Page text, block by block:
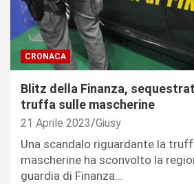
CRONACA
Blitz della Finanza,
truffa sulle mascherine
21 Aprile 2023 Giusy
Una scandalo riguardante la
mascherine ha sconvolto la
guardia di Finanza…